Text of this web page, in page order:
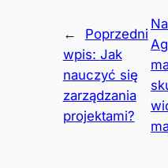
←
Poprzedni
wpis: Jak
nauczyć się
zarządzania
projektami?